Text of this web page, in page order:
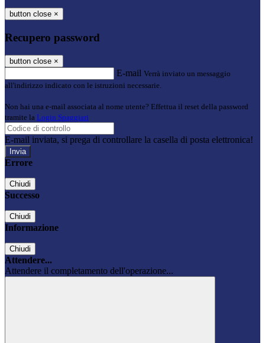
button close ×
Recupero password
button close ×
E-mail Verrà inviato un messaggio
all'indirizzo indicato con le istruzioni necessarie.
Non hai una e-mail associata al nome utente? Effettua il reset della password
tramite la Login Spaggiari
E-mail inviata, si prega di controllare la casella di posta elettronica!
Errore
Chiudi
Successo
Chiudi
Informazione
Chiudi
Attendere...
Attendere il completamento dell'operazione...